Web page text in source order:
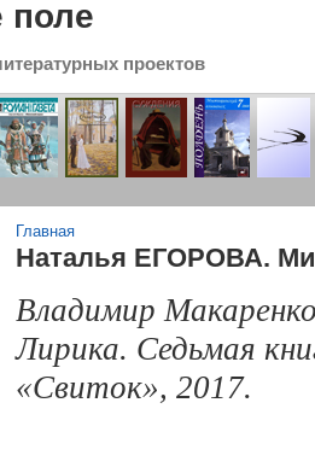
поле
проектов
Вы здесь
Главная
Наталья ЕГОРОВА.
Владимир
Лирика. Седьмая
«Свиток», 2017.